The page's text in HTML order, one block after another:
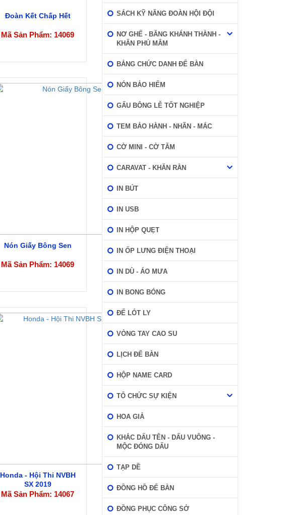
Đoàn Kết Chấp Hết
Mã Sản Phẩm: 14069
Nón Giấy Bông Sen
Mã Sản Phẩm: 14069
Honda - Hội Thi NVBH
SX 2019
Mã Sản Phẩm: 14067
SÁCH KỸ NĂNG ĐOÀN HỘI ĐỘI
NƠ GHẾ - BĂNG KHÁNH THÀNH -
KHĂN PHỦ MÂM
BẢNG CHỨC DANH ĐỂ BÀN
NÓN BẢO HIỂM
GẤU BÔNG LỄ TỐT NGHIỆP
TEM BẢO HÀNH - NHÃN - MÁC
CỜ MINI - CỜ TĂM
CARAVAT - KHĂN RẰN
IN BÚT
IN USB
IN HỘP QUẸT
IN ỐP LƯNG ĐIỆN THOẠI
IN DÙ - ÁO MƯA
IN BONG BÓNG
ĐẾ LÓT LY
VÒNG TAY CAO SU
LỊCH ĐỂ BÀN
HỘP NAME CARD
TỔ CHỨC SỰ KIỆN
HOA GIẢ
KHẮC DẤU TÊN - DẤU VUÔNG -
MỘC ĐÓNG DẤU
TẠP DỀ
ĐỒNG HỒ ĐỂ BÀN
ĐỒNG PHỤC CÔNG SỞ